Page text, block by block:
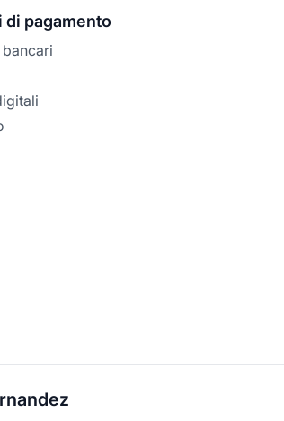
di pagamento